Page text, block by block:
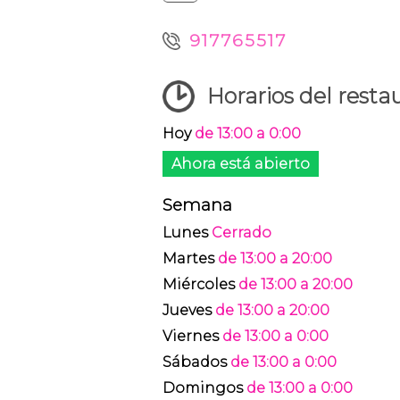
917765517
Horarios del
Hoy de 13:00 a 0:00
Ahora está abierto
Semana
Lunes Cerrado
Martes de 13:00 a 20:00
Miércoles de 13:00 a 20:00
Jueves de 13:00 a 20:00
Viernes de 13:00 a 0:00
Sábados de 13:00 a 0:00
Domingos de 13:00 a 0:00